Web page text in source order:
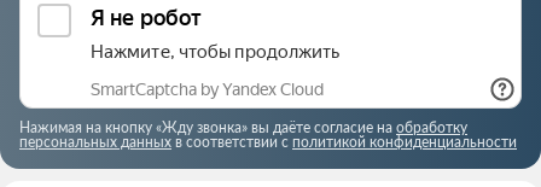
Нажимая на кнопку «Жду звонка» вы даёте согласие на обработку
персональных данных в соответствии с политикой конфиденциальности